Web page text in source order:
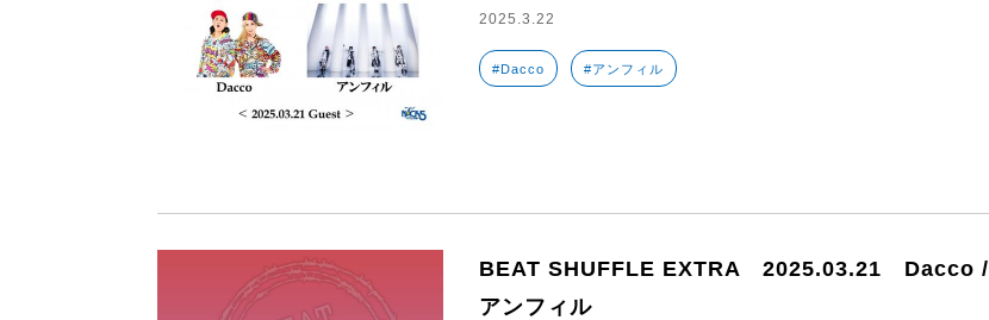
2025.3.22
#Dacco #アンフィル
BEAT SHUFFLE EXTRA 2025.03.21 Dacco /
アンフィル